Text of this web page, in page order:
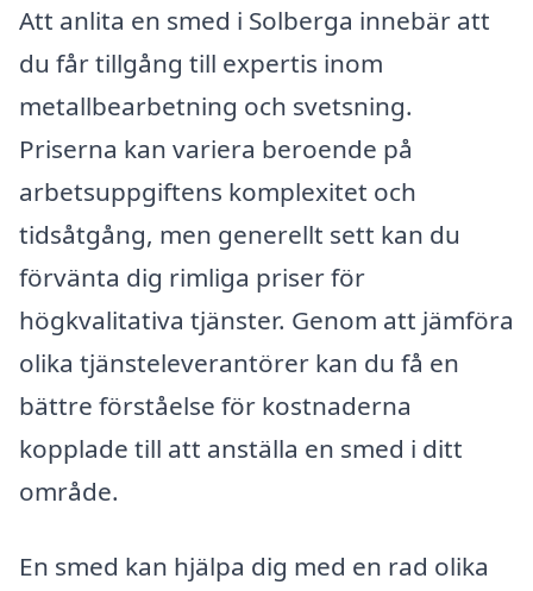
Att anlita en smed i Solberga innebär att
du får tillgång till expertis inom
metallbearbetning och svetsning.
Priserna kan variera beroende på
arbetsuppgiftens komplexitet och
tidsåtgång, men generellt sett kan du
förvänta dig rimliga priser för
högkvalitativa tjänster. Genom att jämföra
olika tjänsteleverantörer kan du få en
bättre förståelse för kostnaderna
kopplade till att anställa en smed i ditt
område.
En smed kan hjälpa dig med en rad olika